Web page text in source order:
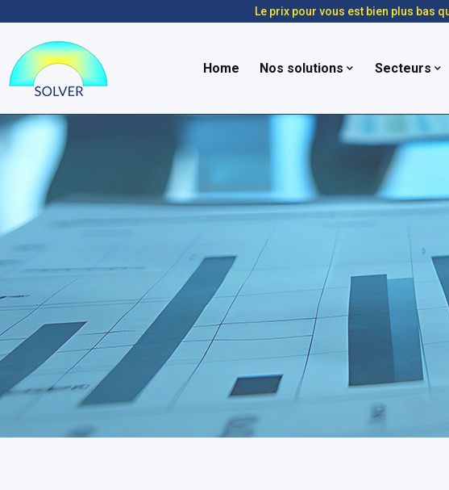
Le prix pour vous est bien plus bas
Home Nos solutions Secteurs